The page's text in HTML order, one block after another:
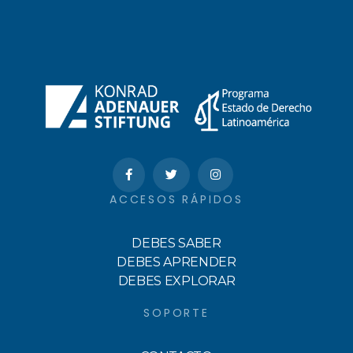
ACCESOS RÁPIDOS
DEBES SABER
DEBES APRENDER
DEBES EXPLORAR
SOPORTE